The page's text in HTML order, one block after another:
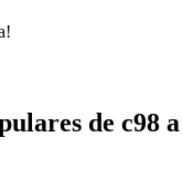
de c98